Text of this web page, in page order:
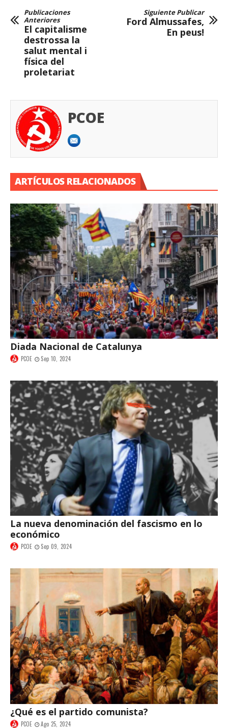
Publicaciones
Anteriores
El capitalisme
destrossa la
salut mental i
física del
proletariat
Siguiente Publicar
Ford Almussafes,
En peus!
PCOE
ARTÍCULOS RELACIONADOS
Diada Nacional de Catalunya
PCOE Sep 10, 2024
La nueva denominación del fascismo en lo
económico
PCOE Sep 09, 2024
¿Qué es el partido comunista?
PCOE Ago 25, 2024